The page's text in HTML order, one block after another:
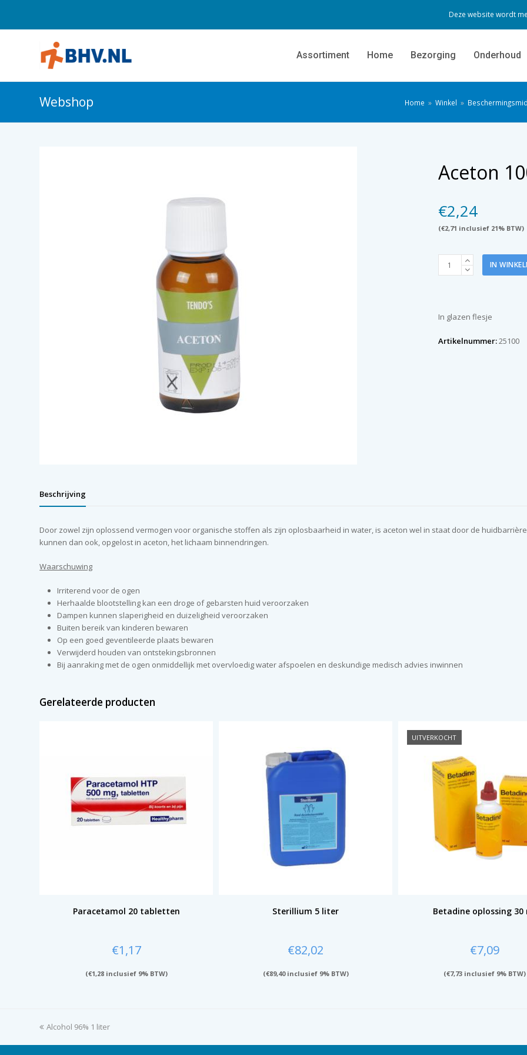
Deze website wordt
Assortiment Home Bezorging Onderhoud
Webshop Home » Winkel »
Aceton
€2,24
(€2,71 inclusief 21% BTW)
Aceton
100
IN
In glazen flesje
Artikelnummer:25100
Beschrijving
Door zowel zijn oplossend vermogen voor organische stoffen als zijn oplosbaarheid in water, is aceton wel in staat door de
kunnen dan ook, opgelost in aceton, het lichaam binnendringen.
Waarschuwing
Irriterend voor de ogen
Herhaalde blootstelling kan een droge of gebarsten huid veroorzaken
Dampen kunnen slaperigheid en duizeligheid veroorzaken
Buiten bereik van kinderen bewaren
Op een goed geventileerde plaats bewaren
Verwijderd houden van ontstekingsbronnen
Bij aanraking met de ogen onmiddellijk met overvloedig water afspoelen en deskundige medisch advies inwinnen
Gerelateerde producten
Paracetamol 20 tabletten
€1,17
(€1,28inclusief 9% BTW)
Sterillium 5 liter
€82,02
(€89,40inclusief 9% BTW)
UITVERKOCHT
Betadine oplossing 30
€7,09
(€7,73 inclusief 9% BTW)
previous
Alcohol 96% 1 liter